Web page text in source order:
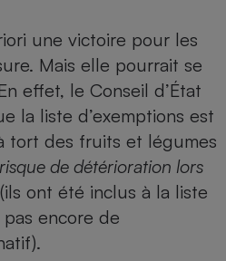
une victoire pour les
Mais elle pourrait se
effet, le Conseil d’État
la liste d’exemptions est
tort des fruits et légumes
de détérioration lors
(ils ont été inclus à la liste
pas encore de